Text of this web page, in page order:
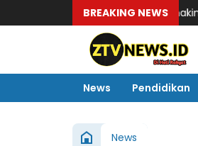
BREAKING NEWS
Parkir dan LPJU semakin
News
Pendidikan
News